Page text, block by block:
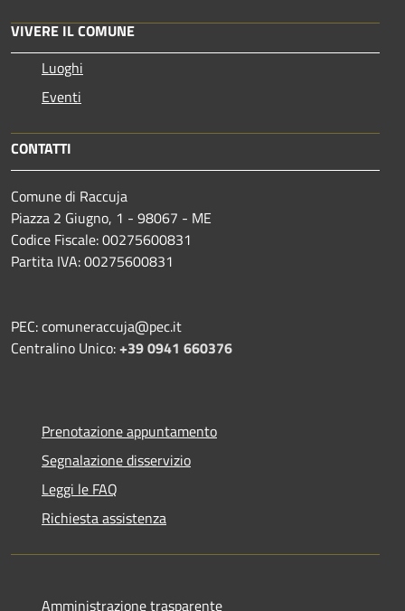
VIVERE IL COMUNE
Luoghi
Eventi
CONTATTI
Comune di Raccuja
Piazza 2 Giugno, 1 - 98067 - ME
Codice Fiscale: 00275600831
Partita IVA: 00275600831
PEC: comuneraccuja@pec.it
Centralino Unico:+39 0941 660376
Prenotazione appuntamento
Segnalazione disservizio
Leggi le FAQ
Richiesta assistenza
Amministrazione trasparente